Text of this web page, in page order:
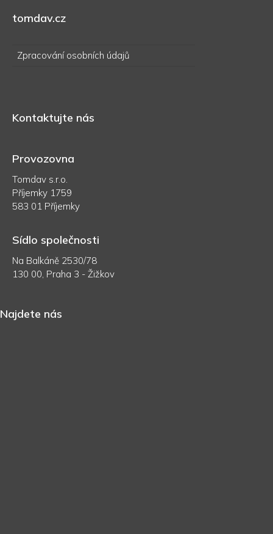
tomdav.cz
Zpracování osobních údajů
Kontaktujte nás
Provozovna
Tomdav s.r.o.
Příjemky 1759
583 01 Příjemky
Sídlo společnosti
Na Balkáně 2530/78
130 00, Praha 3 - Žižkov
Najdete nás